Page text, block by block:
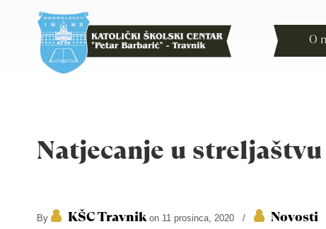
O
Natjecanje u streljaštvu
By KŠC Travnikon 11 prosinca, 2020 / Novosti